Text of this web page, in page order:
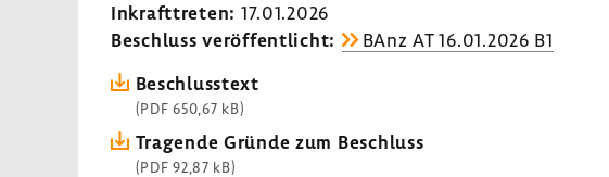
Inkraft­treten: 17.01.2026
Beschluss veröf­fent­licht:
BAnz AT 16.01.2026 B1
Beschluss­text
(PDF 650,67 kB)
Tragende Gründe zum Beschluss
(PDF 92,87 kB)